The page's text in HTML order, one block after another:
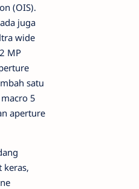
(OIS).
juga
wide
MP
satu
5
aperture
keras,